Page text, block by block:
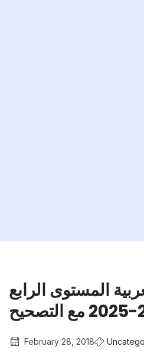
المستوى الرابع
February 28, 2018